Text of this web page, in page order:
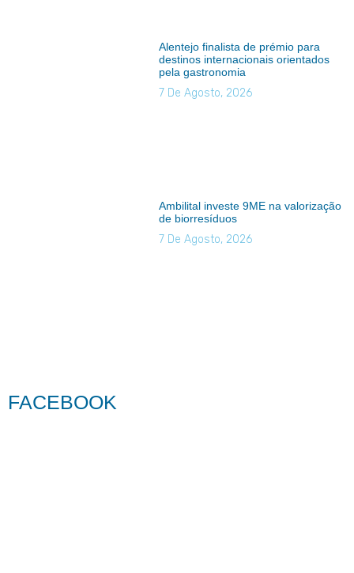
Alentejo finalista de prémio para
destinos internacionais orientados
pela gastronomia
7 De Agosto, 2026
Ambilital investe 9ME na valorização
de biorresíduos
7 De Agosto, 2026
FACEBOOK